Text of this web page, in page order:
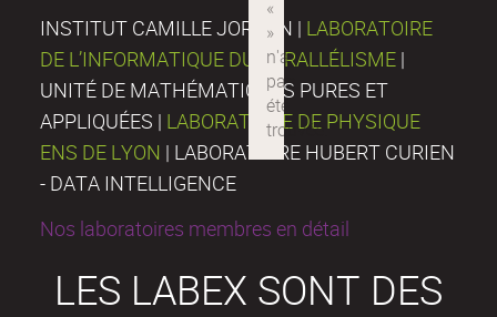
INSTITUT CAMILLE JORDAN | LABORATOIRE
DE L’INFORMATIQUE DU PARALLÉLISME |
UNITÉ DE MATHÉMATIQUES PURES ET
APPLIQUÉES | LABORATOIRE DE PHYSIQUE
ENS DE LYON | LABORATOIRE HUBERT CURIEN
- DATA INTELLIGENCE
Nos laboratoires membres en détail
LES LABEX SONT DES